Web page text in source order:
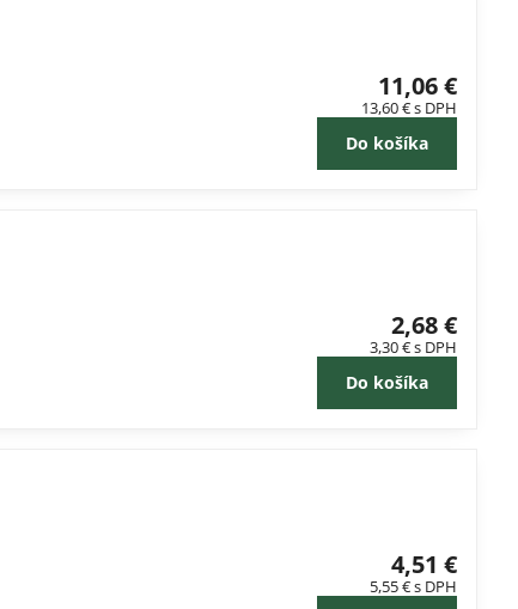
11,06 €
13,60 €s DPH
Do košíka
2,68 €
3,30 €s DPH
Do košíka
4,51 €
5,55 €s DPH